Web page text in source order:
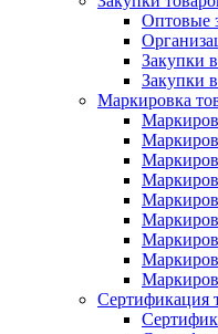
Оптовые
Закупки
Закупки
Маркировка
Сертификация